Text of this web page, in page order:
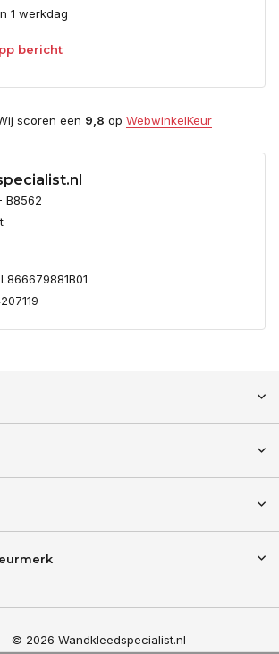
1 werkdag
bericht
scoren een 9,8 op WebwinkelKeur
B8562
© 2026 Wandkleedspecialist.nl